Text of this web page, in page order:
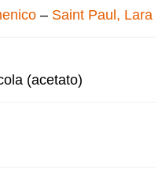
– Saint Paul, Lara
(acetato)